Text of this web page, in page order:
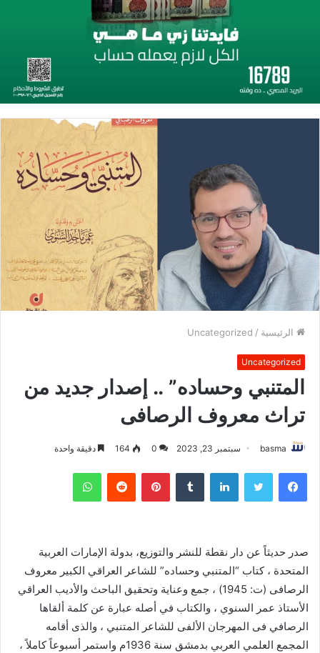
الرئيسية /
Uncategorized
Uncategorized
المتنبي وحساده” .. إصدار جديد من
تراث معروف الرصافى
basma سبتمبر 23, 2023 0
164 دقيقة واحدة
فيسبوك تويتر لينكدإن بينتيريست واتساب
صدر حديثاً عن دار نقطة للنشر والتوزيع، بدولة الإمارات العربية
المتحدة ، كتاب “المتنبي وحساده” للشاعر العراقي الكبير معروف
الرصافى (ت: 1945) ، جمع وعناية وتحقيق الباحث والأديب العراقي
الأستاذ عمر السنوي ، والكتاب في أصله عبارة عن كلمة ألقاها
الرصافي فى المهرجان الألفى للشاعر المتنبي ، والذى أقامه
المجمع العلمي العربي بدمشق سنة 1936م واستمر أسبوعاً كاملاً ،